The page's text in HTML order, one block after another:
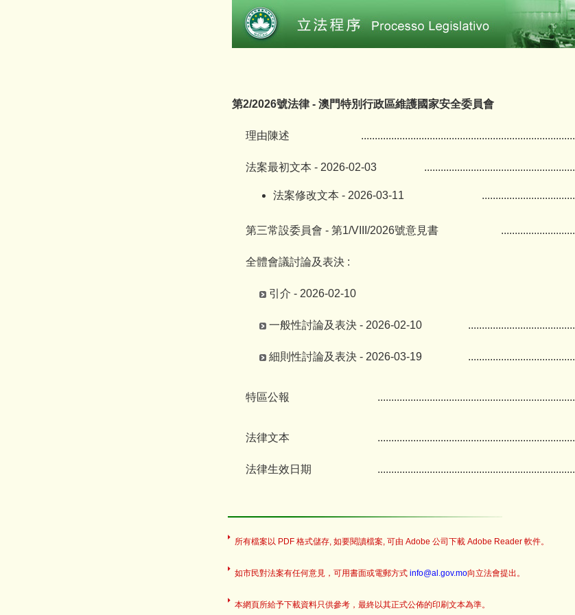
第2/2026號法律 - 澳門特別行政區維護國家安全委員會
理由陳述 ..............................................................................
法案最初文本 - 2026-02-03 .......................................................
法案修改文本 - 2026-03-11 ..................................
第三常設委員會 - 第1/VIII/2026號意見書 ...........................
全體會議討論及表決 :
引介 - 2026-02-10
一般性討論及表決 - 2026-02-10 .......................................
細則性討論及表決 - 2026-03-19 .......................................
特區公報 ........................................................................
法律文本 ........................................................................
法律生效日期 ........................................................................
所有檔案以 PDF 格式儲存, 如要閱讀檔案, 可由 Adobe 公司下載 Adobe Reader 軟件。
如市民對法案有任何意見，可用書面或電郵方式 info@al.gov.mo向立法會提出。
本網頁所給予下載資料只供參考，最終以其正式公佈的印刷文本為準。